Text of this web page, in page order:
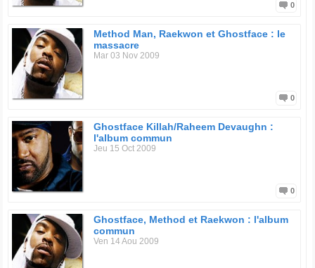
0
Method Man, Raekwon et Ghostface : le
massacre
Mar 03 Nov 2009
0
Ghostface Killah/Raheem Devaughn :
l'album commun
Jeu 15 Oct 2009
0
Ghostface, Method et Raekwon : l'album
commun
Ven 14 Aou 2009